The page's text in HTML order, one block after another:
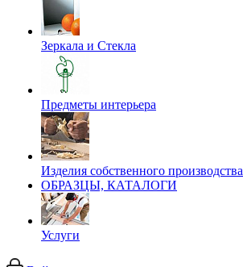
Зеркала и Стекла
Предметы интерьера
Изделия собственного производства
ОБРАЗЦЫ, КАТАЛОГИ
Услуги